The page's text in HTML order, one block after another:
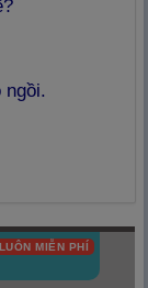
LUÔN MIỄN PHÍ